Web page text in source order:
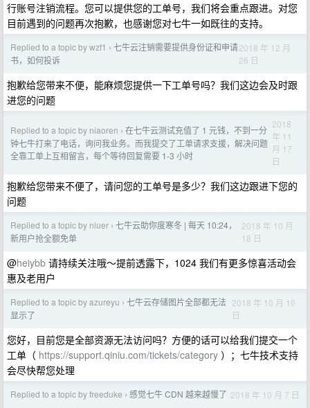
行账号注销流程。您可以提供您的工单号，我们将会重点跟进。对您
目前遇到的问题再次抱歉，也感谢您对七牛一如既往的支持。
Replied to a topic by wzf1 › 七牛云注销需要提供身份证和申请
书，如何投诉
2018 年 12 月
26 日
抱歉给您带来不便，能麻烦您提供一下工单号吗？我们这边会及时跟
进您的问题
Replied to a topic by niaoren › 在七牛云测试充值了 1 元钱，不到一分
钟七牛打来了电话，询问我业务。而我提交了工单请求支援，解决问题
全靠工单上互相留言，每个等待回复需要 1-3 小时
2018
年 11
月 17
日
抱歉给您带来不便了，请问您的工单号是多少？我们这边跟进下您的
问题
Replied to a topic by niuer › 七牛云助你度寒冬 | 每天 10:24，
新用户抢全额免单
2018 年 10 月
18 日
@heiybb 请持续关注哦～提前透露下，1024 我们有更多惊喜活动会
惠及老用户
Replied to a topic by azureyu › 七牛云存储图片全部都无法
显示了
2018 年 10 月 10
日
您好，目前您是全部资源无法访问吗？方便的话可以给我们提交一个
工单（ https://support.qiniu.com/tickets/category ）；七牛技术支持
会尽快帮您处理
Replied to a topic by freeduke › 感觉七牛 CDN 越来越慢了 2018 年 10 月 7 日